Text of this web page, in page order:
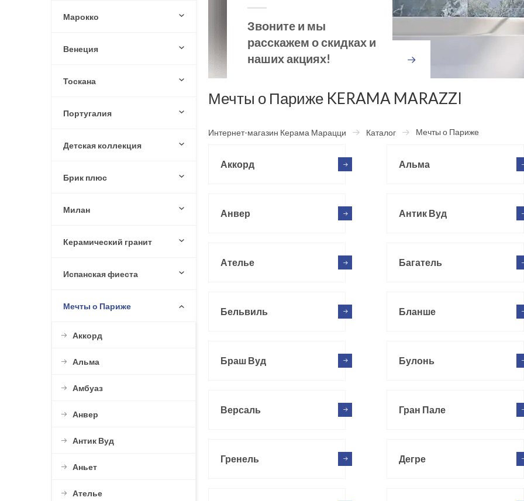
Марокко
Венеция
Тоскана
Португалия
Детская коллекция
Брик плюс
Милан
Керамический гранит
Испанская фиеста
Мечты о Париже
Аккорд
Альма
Амбуаз
Анвер
Антик Вуд
Аньет
Ателье
Звоните и мы
расскажем о скидках и
наших акциях!
Мечты о Париже KERAMA MARAZZI
Интернет-магазин Керама Марацци Каталог Мечты о Париже
Аккорд Альма
Анвер Антик Вуд
Ателье Багатель
Бельвиль Бланше
Браш Вуд Булонь
Версаль Гран Пале
Гренель Дегре